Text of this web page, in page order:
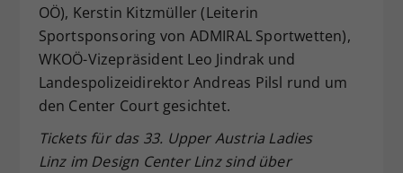
OÖ), Kerstin Kitzmüller (Leiterin
Sportsponsoring von ADMIRAL Sportwetten),
WKOÖ-Vizepräsident Leo Jindrak und
Landespolizeidirektor Andreas Pilsl rund um
den Center Court gesichtet.
Tickets für das 33. Upper Austria Ladies
Linz im Design Center Linz sind über